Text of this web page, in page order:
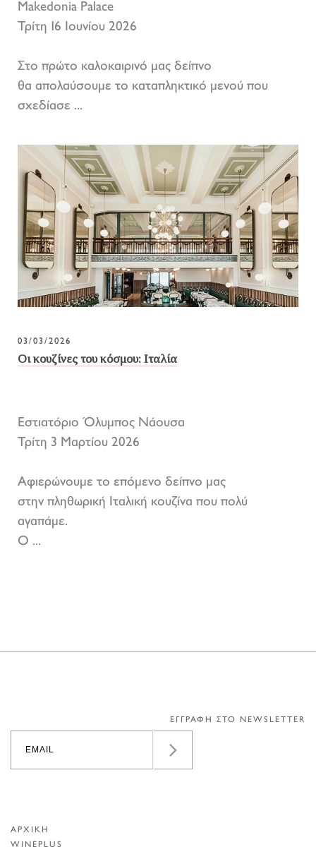
Makedonia Palace
Τρίτη 16 Ιουνίου 2026
Στο πρώτο καλοκαιρινό μας δείπνο
θα απολαύσουμε το καταπληκτικό μενού που
σχεδίασε ...
03/03/2026
Οι κουζίνες του κόσμου: Ιταλία
Εστιατόριο Όλυμπος Νάουσα
Τρίτη 3 Μαρτίου 2026
Αφιερώνουμε το επόμενο δείπνο μας
στην πληθωρική Ιταλική κουζίνα που πολύ
αγαπάμε.
Ο ...
ΕΓΓΡΑΦΗ ΣΤΟ NEWSLETTER
ΑΡΧΙΚΗ
WINEPLUS